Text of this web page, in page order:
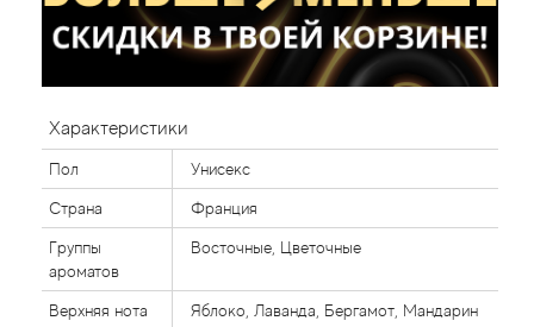
Характеристики
Пол Унисекс
Страна Франция
Группы
ароматов
Восточные, Цветочные
Верхняя нота Яблоко, Лаванда, Бергамот, Мандарин